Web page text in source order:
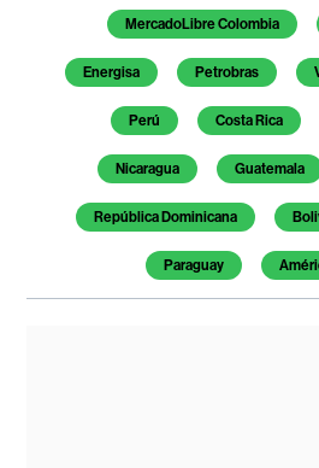
MercadoLibre Colombia
Energisa Petrobras
Perú Costa Rica
Nicaragua Guatemala
República Dominicana
Paraguay